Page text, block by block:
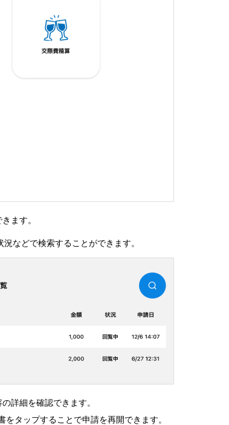
ます。
などで検索することができます。
詳細を確認できます。
タップすることで申請を再開できます。